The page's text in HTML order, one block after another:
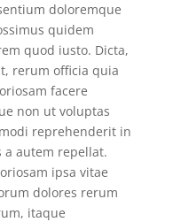
doloremque
quidem
quod iusto. Dicta,
rerum officia quia
facere
non ut voluptas
reprehenderit in
a autem repellat.
ipsa vitae
dolores rerum
itaque